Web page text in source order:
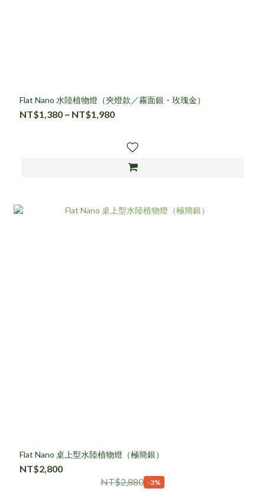
Flat Nano 水陸植物燈（夾燈款／霧面銀・玫瑰金）
NT$1,380 ~ NT$1,980
Flat Nano 桌上型水陸植物燈（極簡銀）
NT$2,800
NT$2,880 -3%